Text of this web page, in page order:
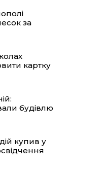
за
картку
будівлю
купив у